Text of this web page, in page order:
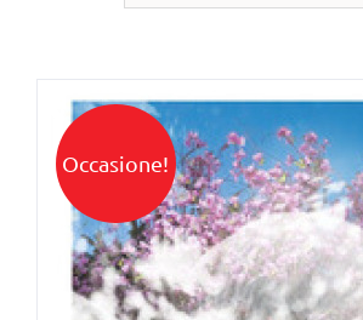
Occasione!